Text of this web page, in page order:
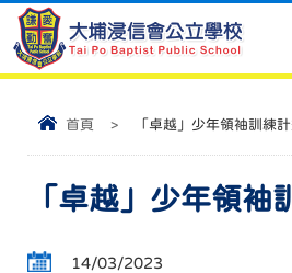
首頁 > 「卓越」少年領袖訓練計
「卓越」少年領袖
14/03/2023